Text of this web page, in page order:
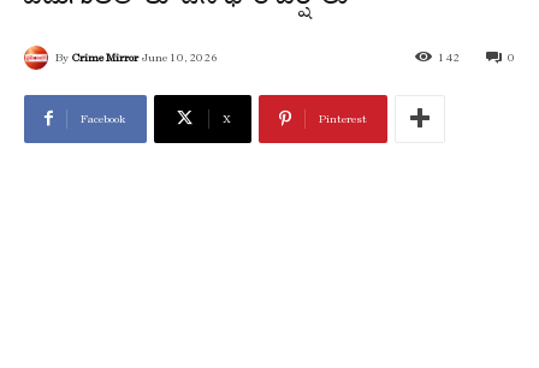
By Crime Mirror June 10, 2026 0
142
Facebook X Pinterest